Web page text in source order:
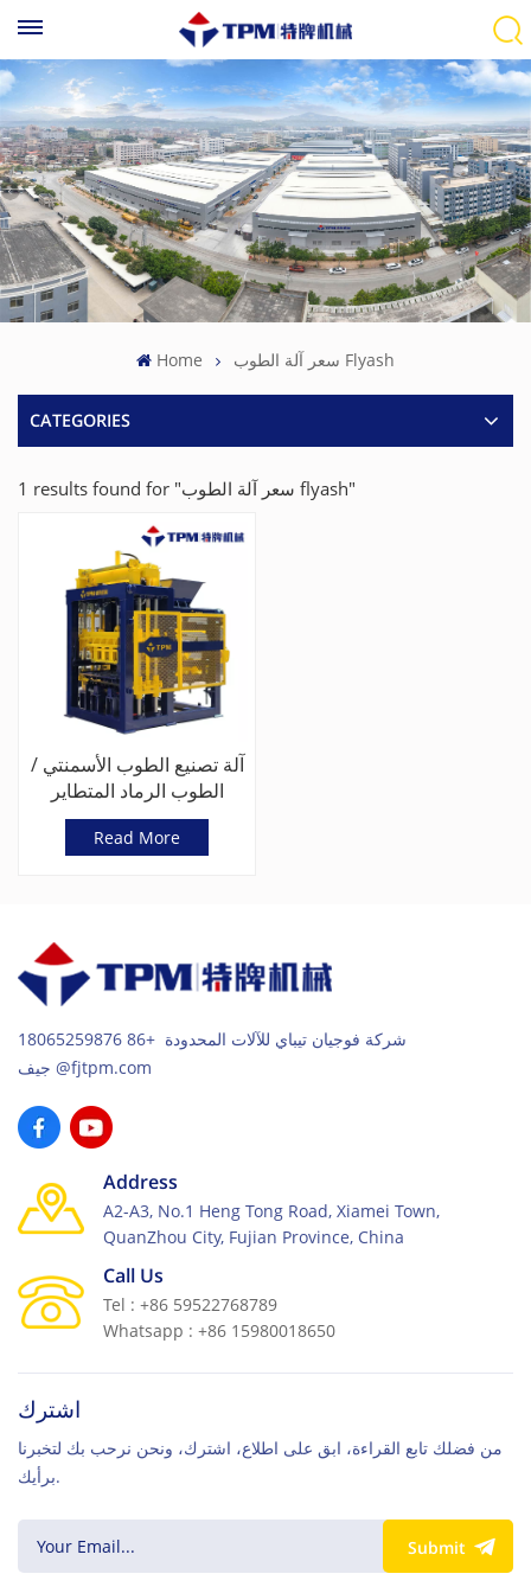
Home سعر آلة الطوب Flyash
CATEGORIES
1 results found for "سعر آلة الطوب flyash"
آلة تصنيع الطوب الأسمنتي /
الطوب الرماد المتطاير
الأوتوماتيكية بالكامل للبيع
(TPM6000)
Read More
شركة فوجيان تيباي للآلات المحدودة +86 18065259876
جيف@fjtpm.com
Address
A2-A3, No.1 Heng Tong Road, Xiamei Town,
QuanZhou City, Fujian Province, China
Call Us
Tel : +86 59522768789
Whatsapp : +86 15980018650
اشترك
من فضلك تابع القراءة، ابق على اطلاع، اشترك، ونحن نرحب بك لتخبرنا
برأيك.
Submit